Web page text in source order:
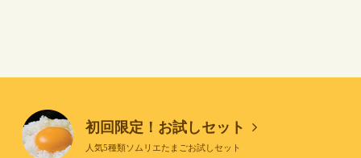
初回限定！お試しセット
人気5種類ソムリエたまごお試しセット